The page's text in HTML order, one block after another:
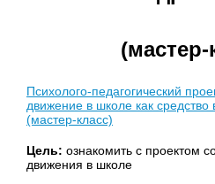
(мастер-
Психолого-педагогический
движение в школе как средство
(мастер-класс)
Цель: ознакомить с проектом
движения в школе